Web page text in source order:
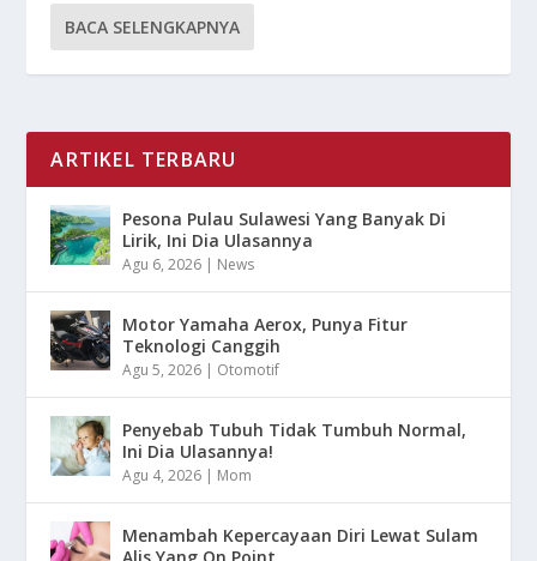
BACA SELENGKAPNYA
ARTIKEL TERBARU
Pesona Pulau Sulawesi Yang Banyak Di
Lirik, Ini Dia Ulasannya
Agu 6, 2026 | News
Motor Yamaha Aerox, Punya Fitur
Teknologi Canggih
Agu 5, 2026 | Otomotif
Penyebab Tubuh Tidak Tumbuh Normal,
Ini Dia Ulasannya!
Agu 4, 2026 | Mom
Menambah Kepercayaan Diri Lewat Sulam